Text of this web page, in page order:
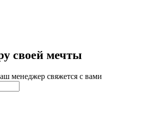
своей мечты
менеджер свяжется с вами